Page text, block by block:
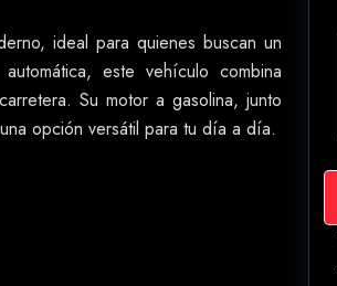
ideal para quienes buscan un
este vehículo combina
Su motor a gasolina, junto
opción versátil para tu día a día.